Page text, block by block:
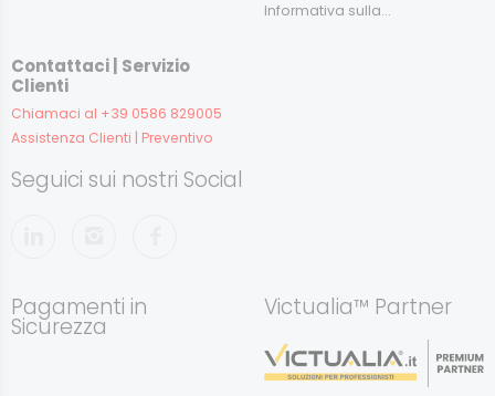
Informativa sulla...
Contattaci | Servizio
Clienti
Chiamaci al +39 0586 829005
Assistenza Clienti | Preventivo
Seguici sui nostri Social
Pagamenti in
Sicurezza
Victualia™ Partner